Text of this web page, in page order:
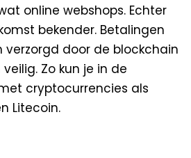
online webshops. Echter
bekender. Betalingen
door de blockchain
Zo kun je in de
cryptocurrencies als
Litecoin.